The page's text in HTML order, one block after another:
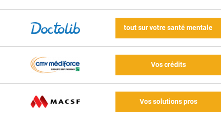
tout sur votre santé mentale
Vos crédits
Vos solutions pros